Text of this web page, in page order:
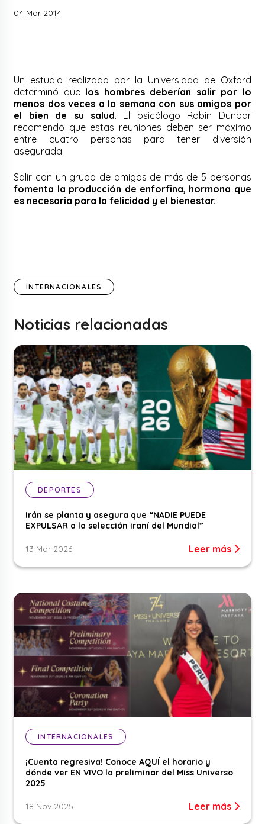
04 Mar 2014
Un estudio realizado por la Universidad de Oxford
determinó quelos hombres deberían salir por lo
menos dos veces a la semana con sus amigos por
el bien de su salud. El psicólogo Robin Dunbar
recomendó que estas reuniones deben ser máximo
entre cuatro personas para tener diversión
asegurada.
Salir con un grupo de amigos de más de 5 personas
fomenta la producción de enforfina, hormona que
es necesaria para la felicidad y el bienestar.
INTERNACIONALES
Noticias relacionadas
DEPORTES
Irán se planta y asegura que “NADIE PUEDE
EXPULSAR a la selección iraní del Mundial”
13 Mar 2026 Leer más
INTERNACIONALES
¡Cuenta regresiva! Conoce AQUÍ el horario y
dónde ver EN VIVO la preliminar del Miss Universo
2025
18 Nov 2025 Leer más